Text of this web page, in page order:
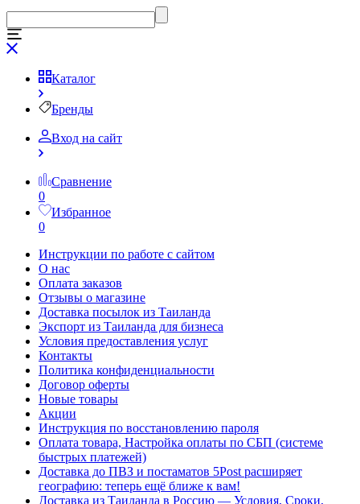
Каталог
Бренды
Вход на сайт
Сравнение
0
Избранное
0
Инструкции по работе с сайтом
О нас
Оплата заказов
Отзывы о магазине
Доставка посылок из Таиланда
Экспорт из Таиланда для бизнеса
Условия предоставления услуг
Контакты
Политика конфиденциальности
Договор оферты
Новые товары
Акции
Инструкция по восстановлению пароля
Оплата товара, Настройка оплаты по СБП (системе
быстрых платежей)
Доставка до ПВЗ и постаматов 5Post расширяет
географию: теперь ещё ближе к вам!
Доставка из Таиланда в Россию — Условия, Сроки,